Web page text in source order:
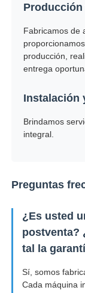
Fabricamos de
producción,
entrega
Instalación
Brindamos
integral.
Preguntas
¿Es usted
postventa?
tal la
Sí, somos
Cada máquina